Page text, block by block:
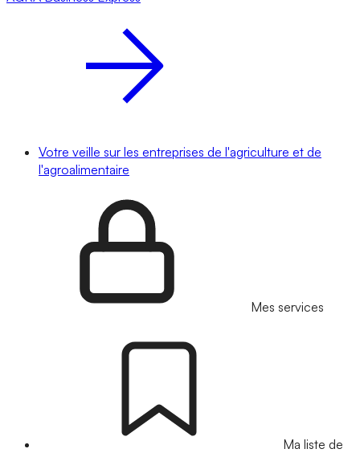
Votre veille sur les entreprises de l'agriculture et de
l'agroalimentaire
Mes services
Ma liste de